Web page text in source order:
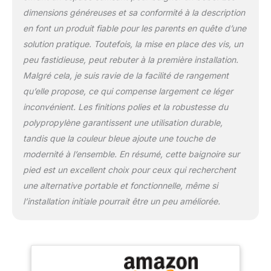
baignoire avec un
couvercle de baignoire.
La housse améliore
l'isolation thermique et
ralentit l'évaporation de
la vapeur d'eau pour
obtenir un meilleur bain
de sauna. Elle peut
également être utilisée
comme étagère pour les
électroniques lorsque le
couvercle est à moitié
fermé, de sorte que vous
pouvez profiter
de bain. Baignoire pliante
installation facile.
Lorsqu'elle est
dimensions généreuses et sa conformité à la description
en font un produit fiable pour les parents en quête d’une
solution pratique. Toutefois, la mise en place des vis, un
peu fastidieuse, peut rebuter à la première installation.
Malgré cela, je suis ravie de la facilité de rangement
qu’elle propose, ce qui compense largement ce léger
inconvénient. Les finitions polies et la robustesse du
polypropylène garantissent une utilisation durable,
tandis que la couleur bleue ajoute une touche de
modernité à l’ensemble. En résumé, cette baignoire sur
pied est un excellent choix pour ceux qui recherchent
une alternative portable et fonctionnelle, même si
l’installation initiale pourrait être un peu améliorée.